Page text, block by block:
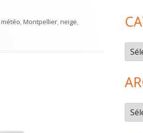
météo,Montpellier,neige,